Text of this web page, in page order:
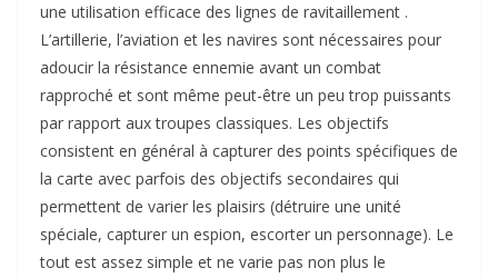
une utilisation efficace des lignes de ravitaillement .
L’artillerie, l’aviation et les navires sont nécessaires pour
adoucir la résistance ennemie avant un combat
rapproché et sont même peut-être un peu trop puissants
par rapport aux troupes classiques. Les objectifs
consistent en général à capturer des points spécifiques de
la carte avec parfois des objectifs secondaires qui
permettent de varier les plaisirs (détruire une unité
spéciale, capturer un espion, escorter un personnage). Le
tout est assez simple et ne varie pas non plus le